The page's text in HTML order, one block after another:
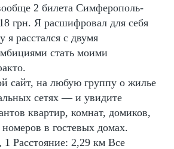
2 билета Симферополь-
грн. Я расшифровал для себя
расстался с двумя
стать моими
сайт, на любую группу о жилье
сетях — и увидите
квартир, комнат, домиков,
в гостевых домах.
1 Расстояние: 2,29 км Все